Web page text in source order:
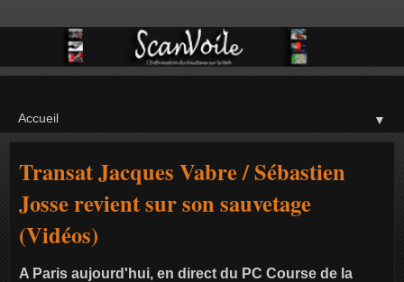
▼
Transat Jacques Vabre / Sébastien
Josse revient sur son sauvetage
(Vidéos)
A Paris aujourd'hui, en direct du PC Course de la